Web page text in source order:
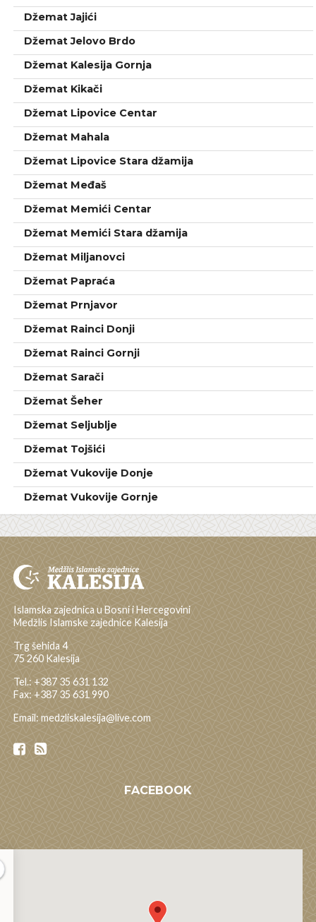
Džemat Jajići
Džemat Jelovo Brdo
Džemat Kalesija Gornja
Džemat Kikači
Džemat Lipovice Centar
Džemat Mahala
Džemat Lipovice Stara džamija
Džemat Međaš
Džemat Memići Centar
Džemat Memići Stara džamija
Džemat Miljanovci
Džemat Papraća
Džemat Prnjavor
Džemat Rainci Donji
Džemat Rainci Gornji
Džemat Sarači
Džemat Šeher
Džemat Seljublje
Džemat Tojšići
Džemat Vukovije Donje
Džemat Vukovije Gornje
Islamska zajednica u Bosni i Hercegovini
Medžlis Islamske zajednice Kalesija
Trg šehida 4
75 260 Kalesija
Tel.: +387 35 631 132
Fax: +387 35 631 990
Email: medzliskalesija@live.com
FACEBOOK